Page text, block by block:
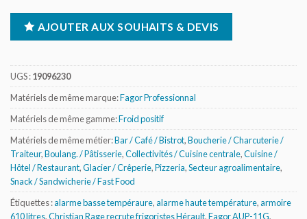
AJOUTER AUX SOUHAITS & DEVIS
UGS :19096230
Matériels de même marque:Fagor Professionnal
Matériels de même gamme:Froid positif
Matériels de même métier:Bar / Café / Bistrot,Boucherie / Charcuterie /
Traiteur,Boulang. / Pâtisserie,Collectivités / Cuisine centrale,Cuisine /
Hôtel / Restaurant,Glacier / Crêperie,Pizzeria,Secteur agroalimentaire,
Snack / Sandwicherie / Fast Food
Étiquettes :alarme basse tempéraure,alarme haute température,armoire
610 litres,Christian Rage recrute frigoristes Hérault,Fagor AUP-11G,